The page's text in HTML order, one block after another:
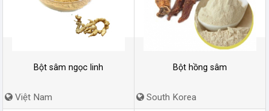
Bột sâm ngọc linh
Việt Nam
Bột hồng sâm
South Korea